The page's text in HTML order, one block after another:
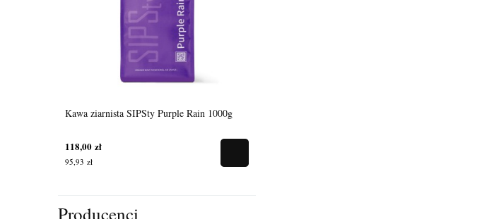
Kawa ziarnista SIPSty Purple Rain 1000g
118,00 zł
95,93 zł
Producenci